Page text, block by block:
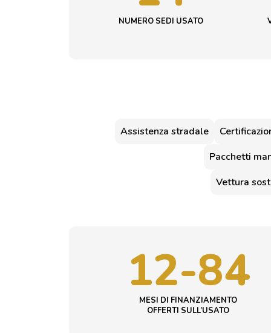
NUMERO SEDI USATO
Assistenza stradale
Pacchetti
Vettura
12-84
MESI DI FINANZIAMENTO
OFFERTI SULL’USATO